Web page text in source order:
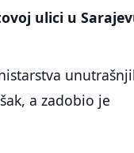
ulici u
a zadobio je